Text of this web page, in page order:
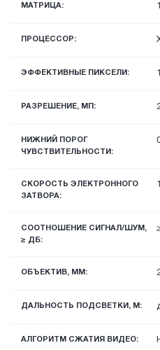
МАТРИЦА:
ПРОЦЕССОР:
ЭФФЕКТИВНЫЕ ПИКСЕЛИ:
РАЗРЕШЕНИЕ, МП:
НИЖНИЙ ПОРОГ
ЧУВСТВИТЕЛЬНОСТИ:
СКОРОСТЬ ЭЛЕКТРОННОГО
ЗАТВОРА:
СООТНОШЕНИЕ СИГНАЛ/ШУМ,
≥ ДБ:
ОБЪЕКТИВ, ММ:
ДАЛЬНОСТЬ ПОДСВЕТКИ, М:
АЛГОРИТМ СЖАТИЯ ВИДЕО: